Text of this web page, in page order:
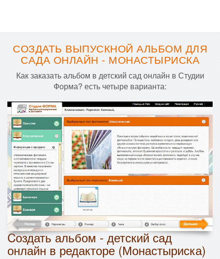
СОЗДАТЬ ВЫПУСКНОЙ АЛЬБОМ ДЛЯ
САДА ОНЛАЙН - МОНАСТЫРИСКА
Как заказать альбом в детский сад онлайн в Студии
Форма? есть четыре варианта:
Cоздать альбом - детский сад
онлайн в редакторе (Монастыриска)